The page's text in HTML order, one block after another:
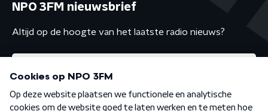
NPO 3FM nieuwsbrief
Altijd op de hoogte van het laatste radio nieuws?